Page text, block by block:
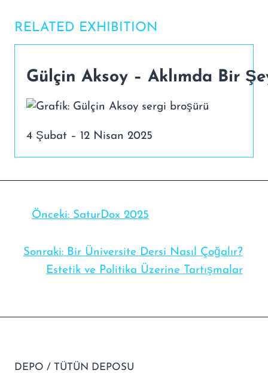
RELATED EXHIBITION
Gülçin Aksoy – Aklımda Bir
4 Şubat – 12 Nisan 2025
Önceki: SaturDox 2025
Sonraki: Bir Üniversite Dersi Nasıl Çoğalır?
Estetik ve Politika Üzerine Tartışmalar
DEPO / TÜTÜN DEPOSU